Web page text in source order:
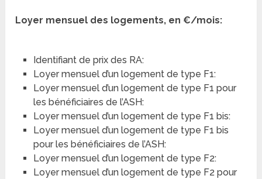
Loyer mensuel des logements, en €/mois:
Identifiant de prix des RA:
Loyer mensuel d’un logement de type F1:
Loyer mensuel d’un logement de type F1 pour
les bénéficiaires de l’ASH:
Loyer mensuel d’un logement de type F1 bis:
Loyer mensuel d’un logement de type F1 bis
pour les bénéficiaires de l’ASH:
Loyer mensuel d’un logement de type F2:
Loyer mensuel d’un logement de type F2 pour